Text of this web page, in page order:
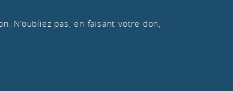
N’oubliez pas, en faisant votre don,